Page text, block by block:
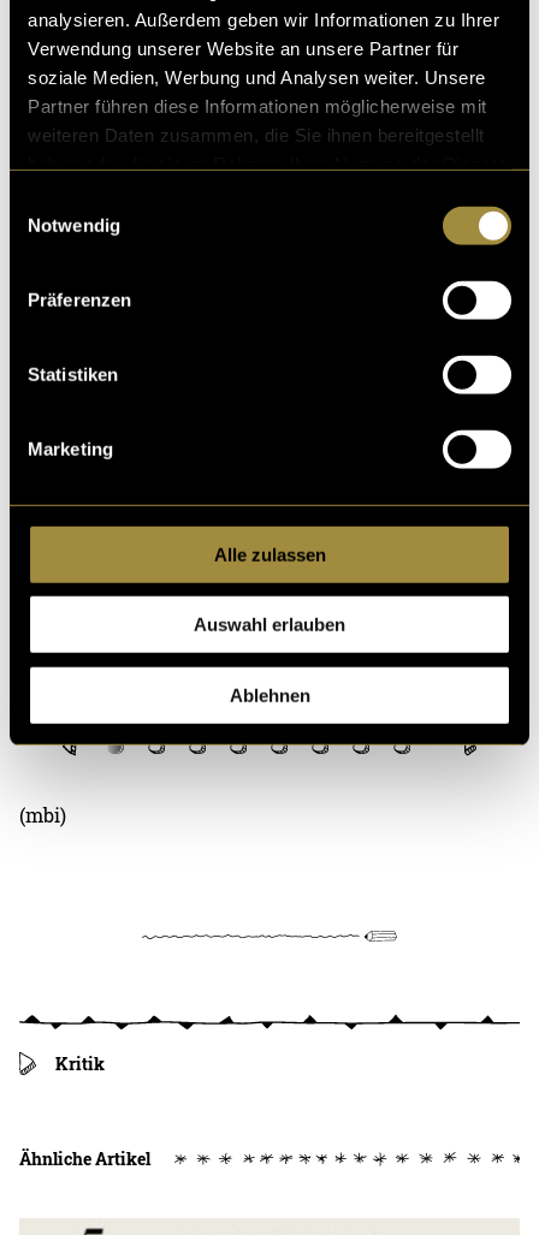
analysieren. Außerdem geben wir Informationen zu Ihrer
Verwendung unserer Website an unsere Partner für
soziale Medien, Werbung und Analysen weiter. Unsere
Partner führen diese Informationen möglicherweise mit
weiteren Daten zusammen, die Sie ihnen bereitgestellt
Notwendig
Präferenzen
Statistiken
Marketing
Alle zulassen
Auswahl erlauben
Ablehnen
(mbi)
Kritik
Ähnliche Artikel